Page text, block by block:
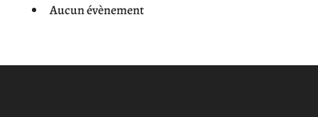
Aucun évènement